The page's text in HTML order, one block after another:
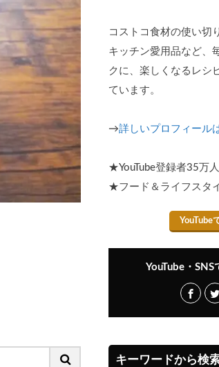
コストコ食材の使い切
キッチン愛用品など、
クに、楽しくなるレシ
ています。
→詳しいプロフィール
★YouTube登録者35万人
★フード＆ライフスタ
YouTube
YouTube・
キーワードから検